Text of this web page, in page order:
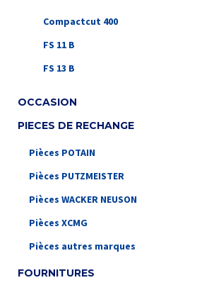
Compactcut 400
FS 11 B
FS 13 B
OCCASION
PIECES DE RECHANGE
Pièces POTAIN
Pièces PUTZMEISTER
Pièces WACKER NEUSON
Pièces XCMG
Pièces autres marques
FOURNITURES